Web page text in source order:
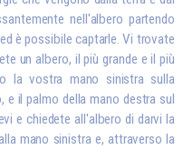
nell'albero partendo
è possibile captarle. Vi trovate
un albero, il più grande e il più
la vostra mano sinistra sulla
il palmo della mano destra sul
e chiedete all'albero di darvi la
mano sinistra e, attraverso la